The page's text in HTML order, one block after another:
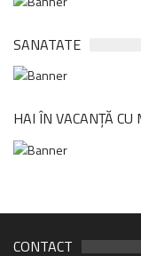
SANATATE
HAI ÎN VACANȚĂ CU
CONTACT